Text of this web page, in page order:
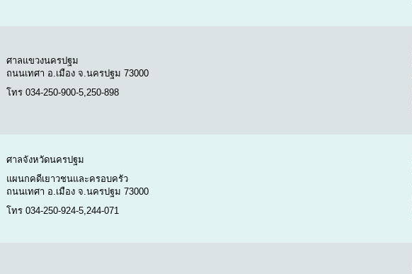
ศาลแขวงนครปฐม
ถนนเทศา อ.เมือง จ.นครปฐม 73000
โทร 034-250-900-5,250-898
ศาลจังหวัดนครปฐม
แผนกคดีเยาวชนและครอบครัว
ถนนเทศา อ.เมือง จ.นครปฐม 73000
โทร 034-250-924-5,244-071